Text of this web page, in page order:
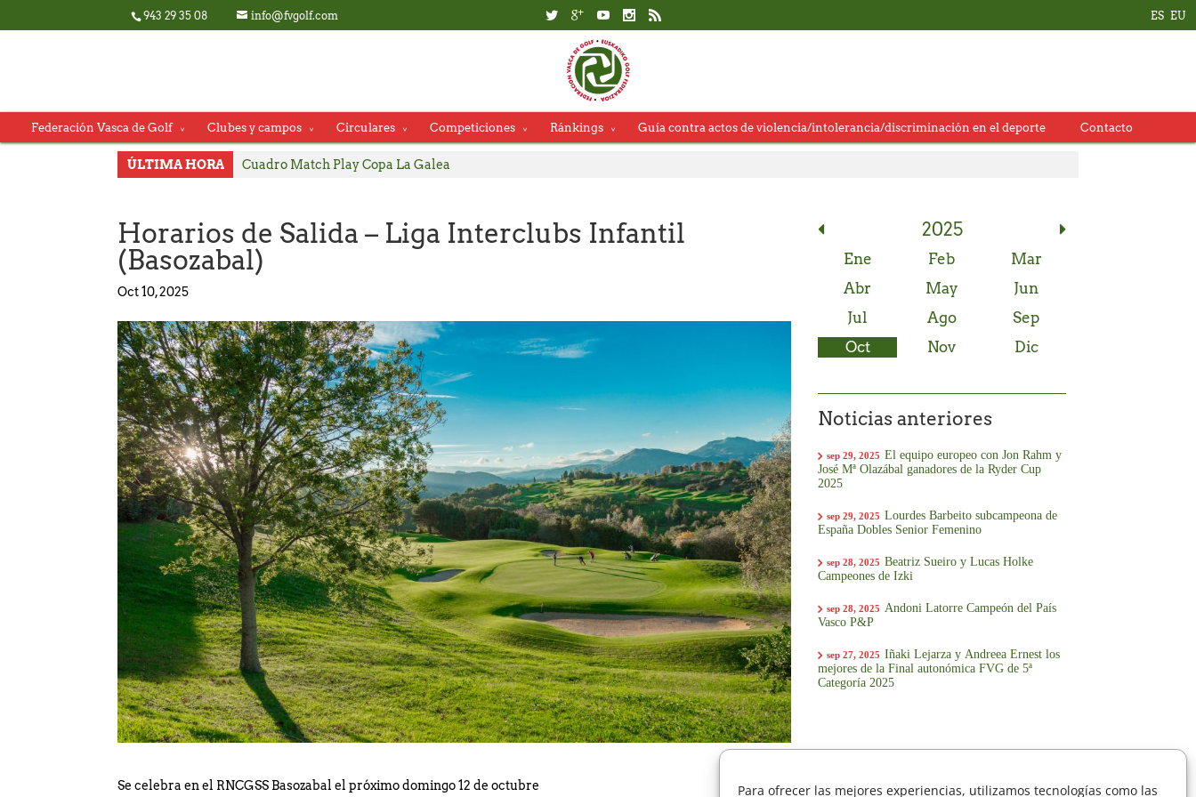
Para ofrecer las mejores experiencias, utilizamos tecnologías como las
ES EU
943 29 35 08 info@fvgolf.com
Federación Vasca de Golf Clubes y campos Circulares Competiciones Ránkings Guía contra actos de violencia/intolerancia/discriminación en el deporte Contacto
ÚLTIMA HORA
Cuadro Match Play Copa La Galea
Carlos Satrustegui y Lourdes Barbeito, campeones del Campeonato Senior de Jaizkibel – Memorial Carlos Hekneby
ACTUALIZACIÓN Horarios de Salida Copa La Galea
Incidencias técnicas en la App de la RFEG – Consulta alternativa en el Área del Jugador en la web oficial.
Consulte horarios de salida Campeonato Senior de Jaizkibel Memorial Carlos Hekneby
El Campeonato Infantil del País Vasco reúne a una cantera de gran nivel en Neguri.
Consulte Horarios Segunda Jornada Campeonato País Vasco Infantil, Alevín y Benjamín
Horarios de Salida – Liga Interclubs Infantil
(Basozabal)
Oct 10, 2025
Se celebra en el RNCGSS Basozabal el próximo domingo 12 de octubre
2025
Ene Feb
Mar
Abr
May
Jun
Jul
Ago
Sep
Oct
Nov Dic
Noticias anteriores
sep 29, 2025 El equipo europeo con Jon Rahm y
José Mª Olazábal ganadores de la Ryder Cup
2025
sep 29, 2025 Lourdes Barbeito subcampeona de
España Dobles Senior Femenino
sep 28, 2025 Beatriz Sueiro y Lucas Holke
Campeones de Izki
sep 28, 2025
Andoni Latorre Campeón del País
Vasco P&P
sep 27, 2025 Iñaki Lejarza y Andreea Ernest los
mejores de la Final autonómica FVG de 5ª
Categoría 2025